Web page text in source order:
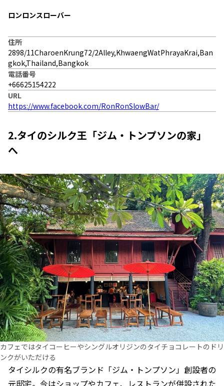
ロンロンスローバー
住所
2898/11CharoenKrung72/2Alley,KhwaengWatPhrayaKrai,Ban
gkok,Thailand,Bangkok
電話番号
+66625154222
URL
https://www.facebook.com/RonRonSlowBar/
2.タイのシルク王「ジム・トンプソンの家」
へ
カフェではタイコーヒーやシングルオリジンのタイチョコレートのドリ
ンクがいただける
タイシルクの有名ブランド「ジム・トンプソン」創設者の